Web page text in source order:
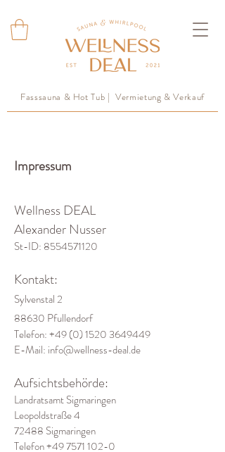
Fasssauna & Hot Tub | Vermietung & Verkauf
Impressum
Wellness DEAL
Alexander Nusser
St-ID: 8554571120
Kontakt:
Sylvenstal 2
88630 Pfullendorf
Telefon:+49 (0) 1520 3649449
E-Mail: info@wellness-deal.de
Aufsichtsbehörde:
Landratsamt Sigmaringen
Leopoldstraße 4
72488 Sigmaringen
Telefon +49 7571 102-0